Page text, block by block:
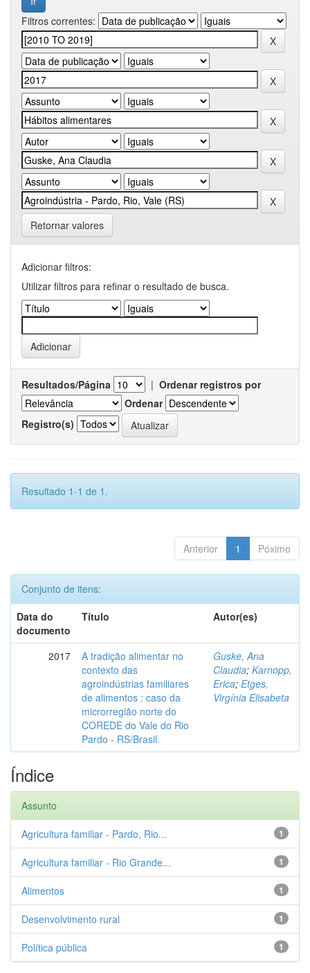
Filtros correntes:
Retornar valores
Adicionar filtros:
Utilizar filtros para refinar o resultado de busca.
Resultados/Página | Ordenar registros por
Ordenar
Registro(s)
Resultado 1-1 de 1.
Anterior 1 Póximo
Conjunto de itens:
Data do
documento
Título Autor(es)
2017
A tradição alimentar no
contexto das
agroindústrias familiares
de alimentos : caso da
microrregião norte do
COREDE do Vale do Rio
Pardo - RS/Brasil.
Guske, Ana
Claudia; Karnopp,
Erica; Etges,
Virgínia Elisabeta
Índice
Assunto
1
Agricultura familiar - Pardo, Rio...
1
Agricultura familiar - Rio Grande...
1
Alimentos
1
Desenvolvimento rural
1
Política pública